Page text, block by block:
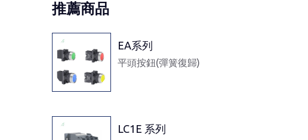
推薦商品
EA系列
平頭按鈕(彈簧復歸)
LC1E 系列